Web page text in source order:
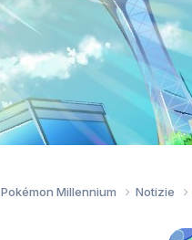
Pokémon Millennium Notizie